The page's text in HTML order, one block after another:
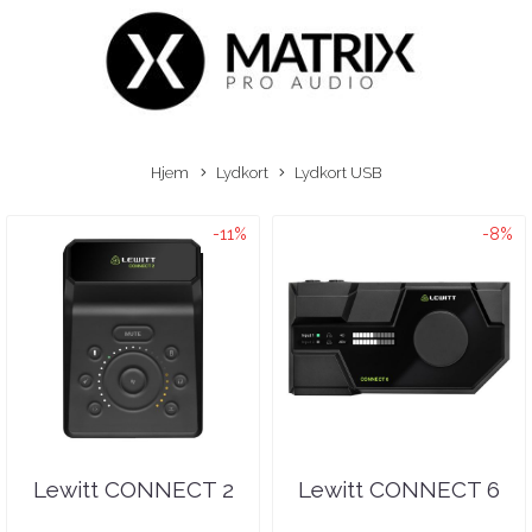
Hjem Lydkort Lydkort USB
-11%
Lewitt CONNECT 2
-8%
Lewitt CONNECT 6